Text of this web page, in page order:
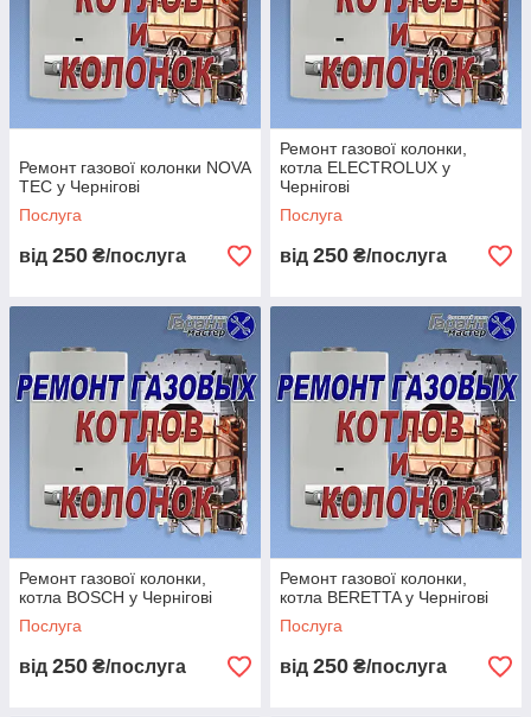
Так, на всі роботи та встановлені запчастини надається
гарантія.
📞 Як замовити ремонт газового котла
або колонки у Чернігові
Напишіть у Telegram / Viber
Замовте зворотний дзвінок
Залиште заявку через сайт
Ремонт газової колонки NOVA
TEC у Чернігові
Послуга
від 250 ₴/послуга
Ремонт газової колонки,
котла ELECTROLUX у
Чернігові
Послуга
від 250 ₴/послуга
Ремонт газової колонки,
котла BOSCH у Чернігові
Послуга
від 250 ₴/послуга
Ремонт газової колонки,
котла BERETTA у Чернігові
Послуга
від 250 ₴/послуга